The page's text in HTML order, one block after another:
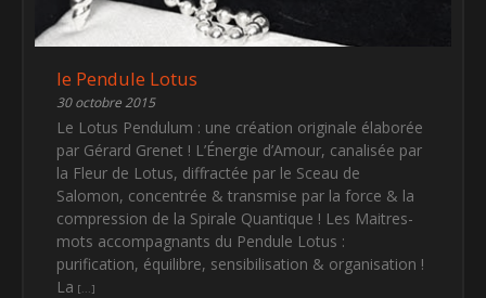
le Pendule Lotus
30 octobre 2015
Le Lotus Pendulum : une création originale élaborée
par Gérard Grenet ! L’Énergie d’Amour, canalisée par
la Fleur de Lotus, diffractée par le Sceau de
Salomon, concentrée & transmise par la force & la
compression de la Spirale Quantique ! Les Maitres-
mots accompagnants du Pendule Lotus :
purification, équilibre, sensibilisation & organisation !
La